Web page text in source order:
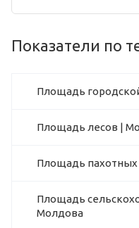
Показатели по
Площадь
Площадь лесов |
Площадь
Площадь
Молдова